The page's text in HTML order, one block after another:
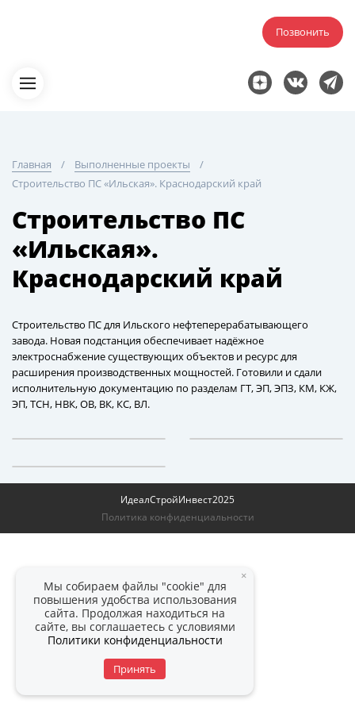
Позвонить
Главная
Выполненные проекты
Строительство ПС «Ильская». Краснодарский край
Строительство ПС
«Ильская».
Краснодарский край
Строительство ПС для Ильского нефтеперерабатывающего
завода. Новая подстанция обеспечивает надёжное
электроснабжение существующих объектов и ресурс для
расширения производственных мощностей. Готовили и сдали
исполнительную документацию по разделам ГТ, ЭП, ЭПЗ, КМ, КЖ,
ЭП, ТСН, НВК, ОВ, ВК, КС, ВЛ.
ИдеалСтройИнвест2025
Политика конфиденциальности
×
Мы собираем файлы "cookie" для
повышения удобства использования
сайта. Продолжая находиться на
сайте, вы соглашаетесь с условиями
Политики конфиденциальности
Принять